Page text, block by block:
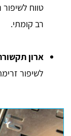
רב קומתי.
ארון
לשיפור